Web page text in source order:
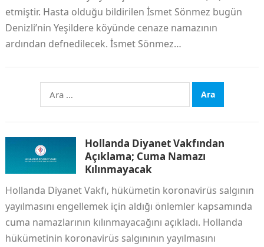
etmiştir. Hasta olduğu bildirilen İsmet Sönmez bugün
Denizli’nin Yeşildere köyünde cenaze namazının
ardından defnedilecek. İsmet Sönmez…
Arama:
Hollanda Diyanet Vakfından
Açıklama; Cuma Namazı
Kılınmayacak
Hollanda Diyanet Vakfı, hükümetin koronavirüs salgının
yayılmasını engellemek için aldığı önlemler kapsamında
cuma namazlarının kılınmayacağını açıkladı. Hollanda
hükümetinin koronavirüs salgınının yayılmasını